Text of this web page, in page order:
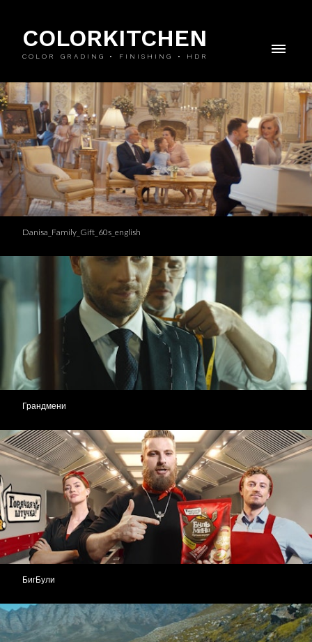
COLORKITCHEN
COLOR GRADING • FINISHING • HDR
Danisa_Family_Gift_60s_english
Грандмени
БигБули